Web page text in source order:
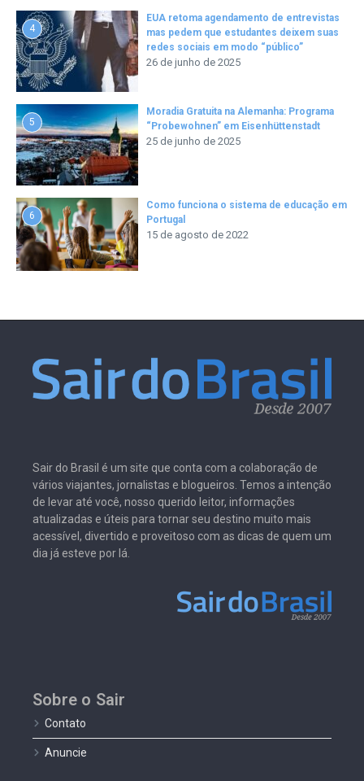
4
EUA retoma agendamento de entrevistas
mas pedem que estudantes deixem suas
redes sociais em modo “público”
26 de junho de 2025
5
Moradia Gratuita na Alemanha: Programa
“Probewohnen” em Eisenhüttenstadt
25 de junho de 2025
6
Como funciona o sistema de educação em
Portugal
15 de agosto de 2022
Sair do Brasil é um site que conta com a colaboração de
vários viajantes, jornalistas e blogueiros. Temos a intenção
de levar até você, nosso querido leitor, informações
atualizadas e úteis para tornar seu destino muito mais
acessível, divertido e proveitoso com as dicas de quem um
dia já esteve por lá.
Sobre o Sair
Contato
Anuncie